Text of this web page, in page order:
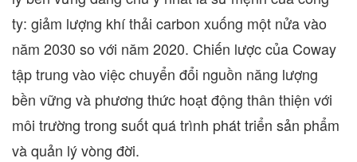
ty: giảm lượng khí thải carbon xuống một nửa vào
năm 2030 so với năm 2020. Chiến lược của Coway
tập trung vào việc chuyển đổi nguồn năng lượng
bền vững và phương thức hoạt động thân thiện với
môi trường trong suốt quá trình phát triển sản phẩm
và quản lý vòng đời.